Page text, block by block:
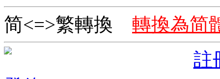
简<=>繁轉換 轉換為简
註